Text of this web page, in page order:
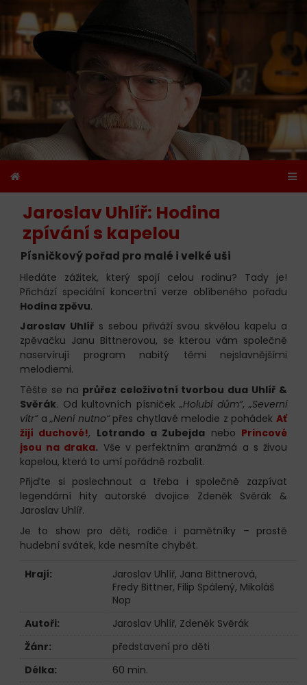
Jaroslav Uhlíř: Hodina
zpívání s kapelou
Písničkový pořad pro malé i velké uši
Hledáte zážitek, který spojí celou rodinu? Tady je!
Přichází speciální koncertní verze oblíbeného pořadu
Hodina zpěvu.
Jaroslav Uhlířs sebou přiváží svou skvělou kapelu a
zpěvačku Janu Bittnerovou, se kterou vám společně
naservírují program nabitý těmi nejslavnějšími
melodiemi.
Těšte se na průřez celoživotní tvorbou dua Uhlíř &
Svěrák. Od kultovních písniček „Holubí dům“, „Severní
vítr“a„Není nutno“přes chytlavé melodie z pohádekAť
žijí duchové!, Lotrando a Zubejda nebo Princové
jsou na draka. Vše v perfektním aranžmá a s živou
kapelou, která to umí pořádně rozbalit.
Přijďte si poslechnout a třeba i společně zazpívat
legendární hity autorské dvojice Zdeněk Svěrák &
Jaroslav Uhlíř.
Je to show pro děti, rodiče i pamětníky – prostě
hudební svátek, kde nesmíte chybět.
Hrají: Jaroslav Uhlíř, Jana Bittnerová,
Fredy Bittner, Filip Spálený, Mikoláš
Nop
Autoři:
Jaroslav Uhlíř, Zdeněk Svěrák
Žánr:
představení pro děti
Délka:
60 min.